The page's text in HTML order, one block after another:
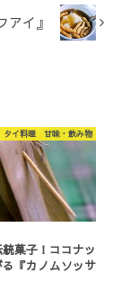
イ』
タイ料理 甘味・飲み物
菓子！ココナッ
『カノムソッサ